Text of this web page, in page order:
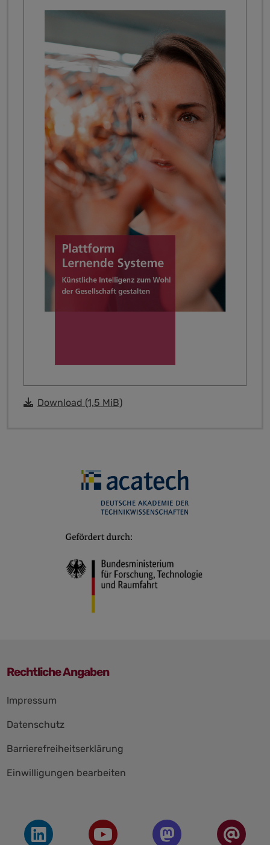
Download (1,5 MiB)
Rechtliche Angaben
überspringen
Impressum
Datenschutz
Barrierefreiheitserklärung
Einwilligungen bearbeiten